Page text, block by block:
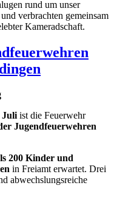
rund um unser
verbrachten gemeinsam
Kameradschaft.
Juli ist die Feuerwehr
Jugendfeuerwehren
200 Kinder und
in Freiamt erwartet. Drei
abwechslungsreiche